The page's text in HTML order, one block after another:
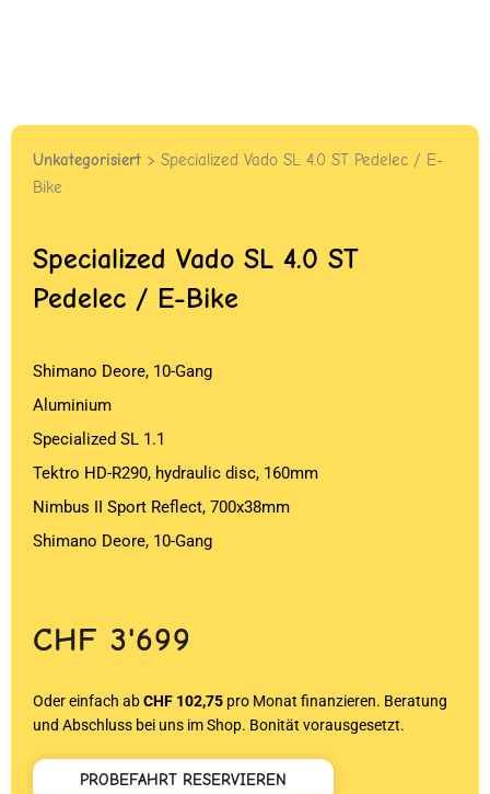
Unkategorisiert > Specialized Vado SL 4.0 ST Pedelec / E-
Bike
Specialized Vado SL 4.0 ST
Pedelec / E-Bike
Shimano Deore, 10-Gang
Aluminium
Specialized SL 1.1
Tektro HD-R290, hydraulic disc, 160mm
Nimbus II Sport Reflect, 700x38mm
Shimano Deore, 10-Gang
CHF 3'699
Oder einfach abCHF 102,75 pro Monat finanzieren. Beratung
und Abschluss bei uns im Shop. Bonität vorausgesetzt.
PROBEFAHRT RESERVIEREN